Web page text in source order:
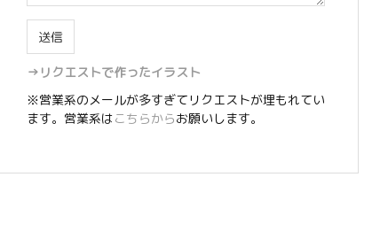
→リクエストで作ったイラスト
※営業系のメールが多すぎてリクエストが埋もれてい
ます。営業系はこちらからお願いします。